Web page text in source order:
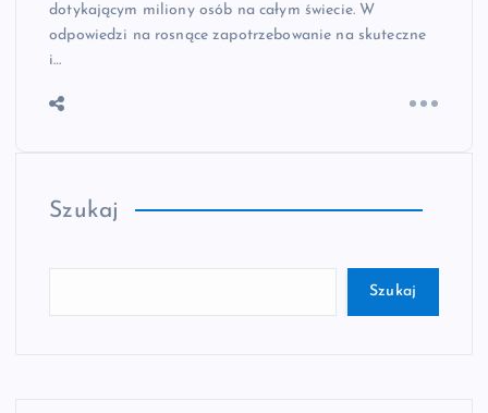
dotykającym miliony osób na całym świecie. W
odpowiedzi na rosnące zapotrzebowanie na skuteczne
i…
Szukaj
Szukaj